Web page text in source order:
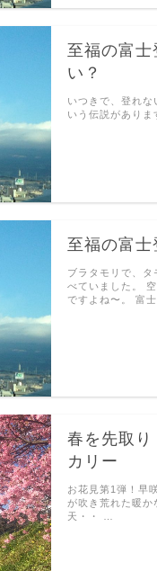
至福の富
い？
いつきで、登れな
いう伝説があり
至福の富
ブラタモリで、
べていました。
ですよね〜。 富
春を先取り
カリー
お花見第1弾！早
が吹き荒れた暖か
天・・ …